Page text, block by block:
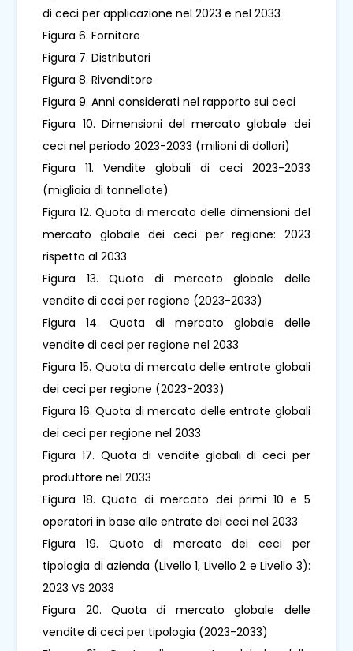
di ceci per applicazione nel 2023 e nel 2033
Figura 6. Fornitore
Figura 7. Distributori
Figura 8. Rivenditore
Figura 9. Anni considerati nel rapporto sui ceci
Figura 10. Dimensioni del mercato globale dei
ceci nel periodo 2023-2033 (milioni di dollari)
Figura 11. Vendite globali di ceci 2023-2033
(migliaia di tonnellate)
Figura 12. Quota di mercato delle dimensioni del
mercato globale dei ceci per regione: 2023
rispetto al 2033
Figura 13. Quota di mercato globale delle
vendite di ceci per regione (2023-2033)
Figura 14. Quota di mercato globale delle
vendite di ceci per regione nel 2033
Figura 15. Quota di mercato delle entrate globali
dei ceci per regione (2023-2033)
Figura 16. Quota di mercato delle entrate globali
dei ceci per regione nel 2033
Figura 17. Quota di vendite globali di ceci per
produttore nel 2033
Figura 18. Quota di mercato dei primi 10 e 5
operatori in base alle entrate dei ceci nel 2033
Figura 19. Quota di mercato dei ceci per
tipologia di azienda (Livello 1, Livello 2 e Livello 3):
2023 VS 2033
Figura 20. Quota di mercato globale delle
vendite di ceci per tipologia (2023-2033)